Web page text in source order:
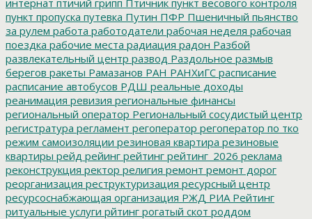
пункт пропуска путевка Путин ПФР Пшеничный пьянство
за рулем работа работодатели рабочая неделя рабочая
поездка рабочие места радиация радон Разбой
развлекательный центр развод Раздольное размыв
берегов ракеты Рамазанов РАН РАНХиГС расписание
расписание автобусов РДШ реальные доходы
реанимация ревизия региональные финансы
региональный оператор Региональный сосудистый центр
регистратура регламент регоператор регоператор по тко
режим самоизоляции резиновая квартира резиновые
квартиры рейд рейинг рейтинг рейтинг_2026 реклама
реконструкция ректор религия ремонт ремонт дорог
реорганизация реструктуризация ресурсный центр
ресурсоснабжающая организация РЖД РИА Рейтинг
ритуальные услуги рйтинг рогатый скот роддом